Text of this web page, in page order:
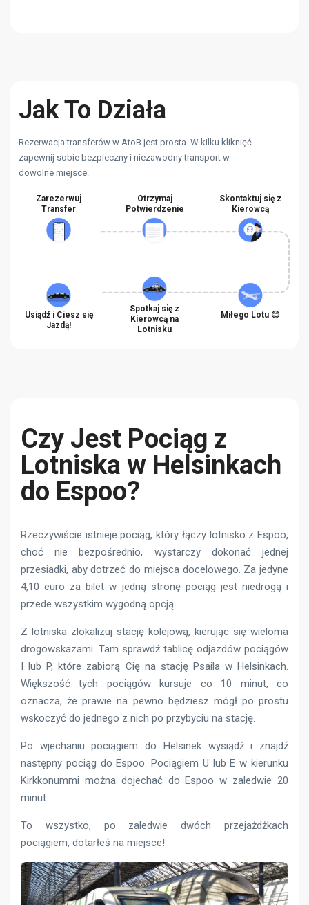
Jak To Działa
Rezerwacja transferów w AtoB jest prosta. W kilku kliknięć
zapewnij sobie bezpieczny i niezawodny transport w
dowolne miejsce.
Zarezerwuj
Transfer
Otrzymaj
Potwierdzenie
Skontaktuj się z
Kierowcą
Usiądź i Ciesz się
Jazdą!
Spotkaj się z
Kierowcą na
Lotnisku
Miłego Lotu 😊
Czy Jest Pociąg z
Lotniska w Helsinkach
do Espoo?
Rzeczywiście istnieje pociąg, który łączy lotnisko z Espoo,
choć nie bezpośrednio, wystarczy dokonać jednej
przesiadki, aby dotrzeć do miejsca docelowego. Za jedyne
4,10 euro za bilet w jedną stronę pociąg jest niedrogą i
przede wszystkim wygodną opcją.
Z lotniska zlokalizuj stację kolejową, kierując się wieloma
drogowskazami. Tam sprawdź tablicę odjazdów pociągów
I lub P, które zabiorą Cię na stację Psaila w Helsinkach.
Większość tych pociągów kursuje co 10 minut, co
oznacza, że ​​prawie na pewno będziesz mógł po prostu
wskoczyć do jednego z nich po przybyciu na stację.
Po wjechaniu pociągiem do Helsinek wysiądź i znajdź
następny pociąg do Espoo. Pociągiem U lub E w kierunku
Kirkkonummi można dojechać do Espoo w zaledwie 20
minut.
To wszystko, po zaledwie dwóch przejażdżkach
pociągiem, dotarłeś na miejsce!